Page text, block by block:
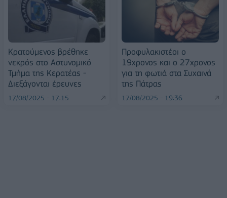
Κρατούμενος βρέθηκε
νεκρός στο Αστυνομικό
Τμήμα της Κερατέας -
Διεξάγονται έρευνες
17/08/2025 - 17:15
Προφυλακιστέοι ο
19χρονος και ο 27χρονος
για τη φωτιά στα Συχαινά
της Πάτρας
17/08/2025 - 19:36